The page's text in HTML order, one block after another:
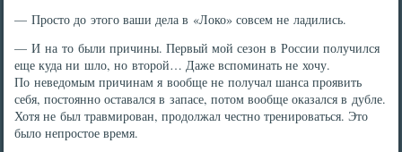
— Просто до этого ваши дела в «Локо» совсем не ладились.
— И на то были причины. Первый мой сезон в России получился
еще куда ни шло, но второй… Даже вспоминать не хочу.
По неведомым причинам я вообще не получал шанса проявить
себя, постоянно оставался в запасе, потом вообще оказался в дубле.
Хотя не был травмирован, продолжал честно тренироваться. Это
было непростое время.